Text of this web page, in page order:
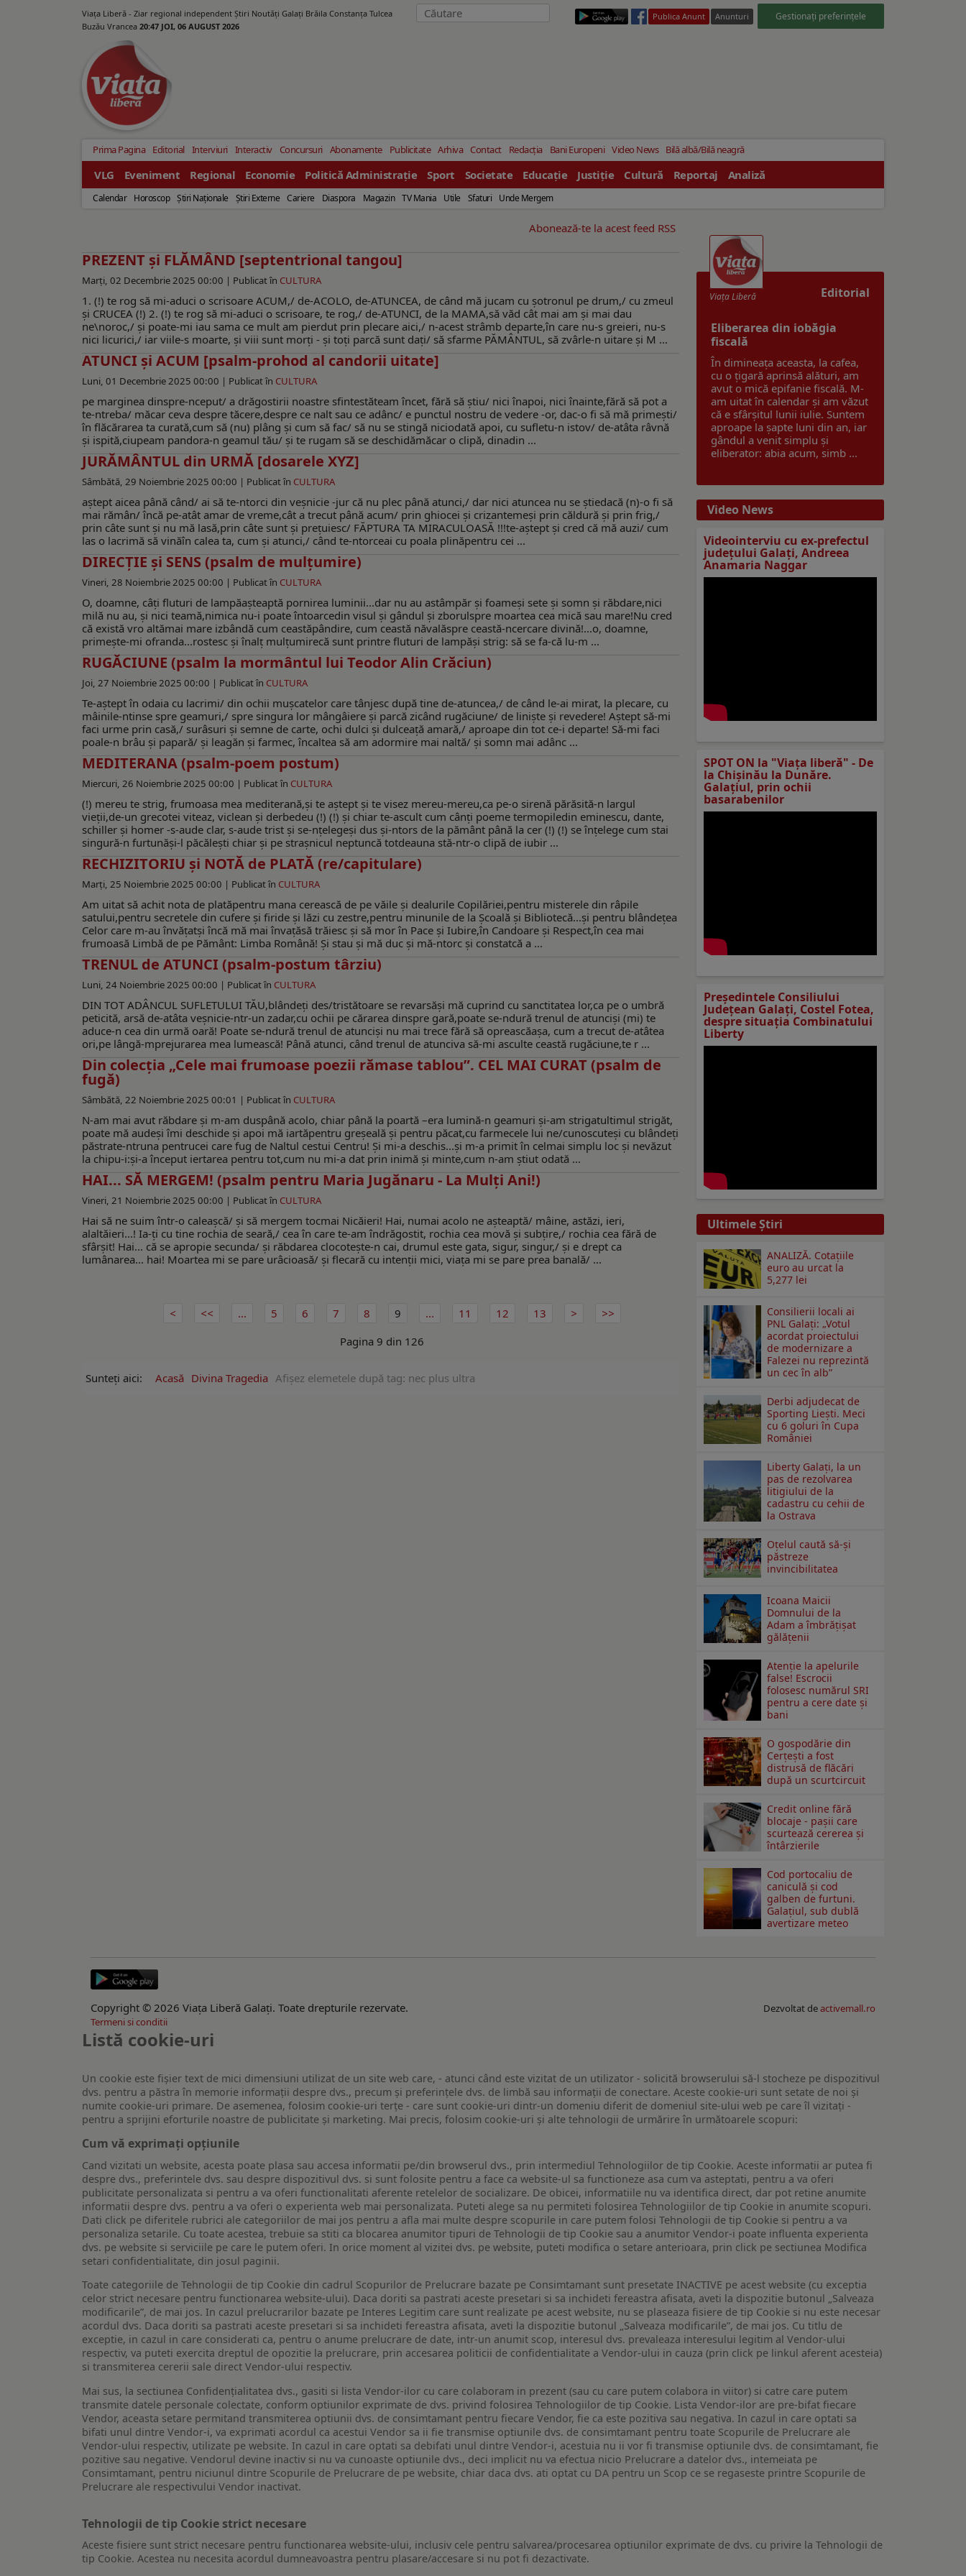
Viața Liberă - Ziar regional independent Știri Noutăți Galaţi Brăila Constanţa Tulcea
Buzău Vrancea 20:47 JOI, 06 AUGUST 2026
Publica Anunt Anunturi Gestionați preferințele
Prima Pagina Editorial Interviuri Interactiv Concursuri Abonamente Publicitate Arhiva Contact Redacția Bani Europeni Video News Bilă albă/Bilă neagră
VLG Eveniment Regional Economie Politică Administrație Sport Societate Educație Justiție Cultură Reportaj Analiză
Calendar Horoscop Ştiri Naţionale Ştiri Externe Cariere Diaspora Magazin TV Mania Utile Sfaturi Unde Mergem
Abonează-te la acest feed RSS
PREZENT şi FLĂMÂND [septentrional tangou]
Marți, 02 Decembrie 2025 00:00 | Publicat în CULTURA
1. (!) te rog să mi-aduci o scrisoare ACUM,/ de-ACOLO, de-ATUNCEA, de când mă jucam cu șotronul pe drum,/ cu zmeul
şi CRUCEA (!) 2. (!) te rog să mi-aduci o scrisoare, te rog,/ de-ATUNCI, de la MAMA,să văd cât mai am şi mai dau
ne\noroc,/ şi poate-mi iau sama ce mult am pierdut prin plecare aici,/ n-acest strâmb departe,în care nu-s greieri, nu-s
nici licurici,/ iar viile-s moarte, și viii sunt morți - şi toți parcă sunt dați/ să sfarme PĂMÂNTUL, să zvârle-n uitare şi M ...
ATUNCI şi ACUM [psalm-prohod al candorii uitate]
Luni, 01 Decembrie 2025 00:00 | Publicat în CULTURA
pe marginea dinspre-nceput/ a drăgostirii noastre sfintestăteam încet, fără să ştiu/ nici înapoi, nici înainte,fără să pot a
te-ntreba/ măcar ceva despre tăcere,despre ce nalt sau ce adânc/ e punctul nostru de vedere -or, dac-o fi să mă primeşti/
în flăcărarea ta curată,cum să (nu) plâng şi cum să fac/ să nu se stingă niciodată apoi, cu sufletu-n istov/ de-atâta râvnă
şi ispită,ciupeam pandora-n geamul tău/ şi te rugam să se deschidămăcar o clipă, dinadin ...
JURĂMÂNTUL din URMĂ [dosarele XYZ]
Sâmbătă, 29 Noiembrie 2025 00:00 | Publicat în CULTURA
aştept aicea până când/ ai să te-ntorci din veşnicie -jur că nu plec până atunci,/ dar nici atuncea nu se ştiedacă (n)-o fi să
mai rămân/ încă pe-atât amar de vreme,cât a trecut până acum/ prin ghiocei şi crizantemeşi prin căldură şi prin frig,/
prin câte sunt şi nu mă lasă,prin câte sunt şi preţuiesc/ FĂPTURA TA MIRACULOASĂ !!!te-aştept şi cred că mă auzi/ cum
las o lacrimă să vinăîn calea ta, cum şi atunci,/ când te-ntorceai cu poala plinăpentru cei ...
DIRECȚIE și SENS (psalm de mulţumire)
Vineri, 28 Noiembrie 2025 00:00 | Publicat în CULTURA
O, doamne, câţi fluturi de lampăaşteaptă pornirea luminii...dar nu au astâmpăr şi foameşi sete şi somn şi răbdare,nici
milă nu au, şi nici teamă,nimica nu-i poate întoarcedin visul şi gândul şi zborulspre moartea cea mică sau mare!Nu cred
că există vro altămai mare izbândă cum ceastăpândire, cum ceastă năvalăspre ceastă-ncercare divină!...o, doamne,
primeşte-mi ofranda...rostesc şi înalţ mulţumirecă sunt printre fluturi de lampăşi strig: să se fa-că lu-m ...
RUGĂCIUNE (psalm la mormântul lui Teodor Alin Crăciun)
Joi, 27 Noiembrie 2025 00:00 | Publicat în CULTURA
Te-aştept în odaia cu lacrimi/ din ochii muşcatelor care tânjesc după tine de-atuncea,/ de când le-ai mirat, la plecare, cu
mâinile-ntinse spre geamuri,/ spre singura lor mângâiere şi parcă zicând rugăciune/ de linişte şi revedere! Aştept să-mi
faci urme prin casă,/ surâsuri şi semne de carte, ochi dulci şi dulceaţă amară,/ aproape din tot ce-i departe! Să-mi faci
poale-n brâu şi papară/ şi leagăn şi farmec, încaltea să am adormire mai naltă/ şi somn mai adânc ...
MEDITERANA (psalm-poem postum)
Miercuri, 26 Noiembrie 2025 00:00 | Publicat în CULTURA
(!) mereu te strig, frumoasa mea mediterană,şi te aştept şi te visez mereu-mereu,ca pe-o sirenă părăsită-n largul
vieţii,de-un grecotei viteaz, viclean şi derbedeu (!) (!) şi chiar te-ascult cum cânţi poeme termopiledin eminescu, dante,
schiller şi homer -s-aude clar, s-aude trist şi se-nţelegeşi dus şi-ntors de la pământ până la cer (!) (!) se înţelege cum stai
singură-n furtunăşi-l păcăleşti chiar şi pe straşnicul neptuncă totdeauna stă-ntr-o clipă de iubir ...
RECHIZITORIU și NOTĂ de PLATĂ (re/capitulare)
Marți, 25 Noiembrie 2025 00:00 | Publicat în CULTURA
Am uitat să achit nota de platăpentru mana cerească de pe văile şi dealurile Copilăriei,pentru misterele din râpile
satului,pentru secretele din cufere şi firide şi lăzi cu zestre,pentru minunile de la Şcoală şi Bibliotecă...şi pentru blândeţea
Celor care m-au învăţatşi încă mă mai învaţăsă trăiesc şi să mor în Pace şi Iubire,în Candoare şi Respect,în cea mai
frumoasă Limbă de pe Pământ: Limba Română! Şi stau şi mă duc şi mă-ntorc şi constatcă a ...
TRENUL de ATUNCI (psalm-postum târziu)
Luni, 24 Noiembrie 2025 00:00 | Publicat în CULTURA
DIN TOT ADÂNCUL SUFLETULUI TĂU,blândeţi des/tristătoare se revarsăşi mă cuprind cu sanctitatea lor,ca pe o umbră
peticită, arsă de-atâta veşnicie-ntr-un zadar,cu ochii pe cărarea dinspre gară,poate se-ndură trenul de atuncişi (mi) te
aduce-n cea din urmă oară! Poate se-ndură trenul de atuncişi nu mai trece fără să opreascăaşa, cum a trecut de-atâtea
ori,pe lângă-mprejurarea mea lumească! Până atunci, când trenul de atunciva să-mi asculte ceastă rugăciune,te r ...
Din colecția „Cele mai frumoase poezii rămase tablou”. CEL MAI CURAT (psalm de
fugă)
Sâmbătă, 22 Noiembrie 2025 00:01 | Publicat în CULTURA
N-am mai avut răbdare şi m-am duspână acolo, chiar până la poartă –era lumină-n geamuri şi-am strigatultimul strigăt,
poate mă audeşi îmi deschide şi apoi mă iartăpentru greşeală şi pentru păcat,cu farmecele lui ne/cunoscuteşi cu blândeţi
păstrate-ntruna pentrucei care fug de Naltul cestui Centru! Şi mi-a deschis...şi m-a primit în celmai simplu loc şi nevăzut
la chipu-i:şi-a început iertarea pentru tot,cum nu mi-a dat prin inimă şi minte,cum n-am ştiut odată ...
HAI... SĂ MERGEM! (psalm pentru Maria Jugănaru - La Mulți Ani!)
Vineri, 21 Noiembrie 2025 00:00 | Publicat în CULTURA
Hai să ne suim într-o caleaşcă/ şi să mergem tocmai Nicăieri! Hai, numai acolo ne aşteaptă/ mâine, astăzi, ieri,
alaltăieri...! Ia-ţi cu tine rochia de seară,/ cea în care te-am îndrăgostit, rochia cea movă şi subţire,/ rochia cea fără de
sfârşit! Hai... că se apropie secunda/ şi răbdarea clocoteşte-n cai, drumul este gata, sigur, singur,/ şi e drept ca
lumânarea... hai! Moartea mi se pare urâcioasă/ şi flecară cu intenţii mici, viaţa mi se pare prea banală/ ...
... 5 6 7 8 9 ... 11 12
13
Pagina 9 din 126
Sunteți aici: Acasă Divina Tragedia Afişez elemetele după tag: nec plus ultra
Editorial
Viaţa Liberă
Eliberarea din iobăgia
fiscală
În dimineața aceasta, la cafea,
cu o țigară aprinsă alături, am
avut o mică epifanie fiscală. M-
am uitat în calendar și am văzut
că e sfârșitul lunii iulie. Suntem
aproape la șapte luni din an, iar
gândul a venit simplu și
eliberator: abia acum, simb ...
Video News
Videointerviu cu ex-prefectul
judeţului Galaţi, Andreea
Anamaria Naggar
SPOT ON la "Viaţa liberă" - De
la Chișinău la Dunăre.
Galațiul, prin ochii
basarabenilor
Preşedintele Consiliului
Judeţean Galaţi, Costel Fotea,
despre situaţia Combinatului
Liberty
Ultimele Ştiri
ANALIZĂ. Cotațiile
euro au urcat la
5,277 lei
Consilierii locali ai
PNL Galaţi: „Votul
acordat proiectului
de modernizare a
Falezei nu reprezintă
un cec în alb”
Derbi adjudecat de
Sporting Liești. Meci
cu 6 goluri în Cupa
României
Liberty Galați, la un
pas de rezolvarea
litigiului de la
cadastru cu cehii de
la Ostrava
Oțelul caută să-și
păstreze
invincibilitatea
Icoana Maicii
Domnului de la
Adam a îmbrățișat
gălățenii
Atenție la apelurile
false! Escrocii
folosesc numărul SRI
pentru a cere date și
bani
O gospodărie din
Cerțești a fost
distrusă de flăcări
după un scurtcircuit
Credit online fără
blocaje - pașii care
scurtează cererea și
întârzierile
Cod portocaliu de
caniculă și cod
galben de furtuni.
Galațiul, sub dublă
avertizare meteo
Copyright © 2026 Viaţa Liberă Galaţi. Toate drepturile rezervate. Dezvoltat deactivemall.ro
Termeni si conditii
Listă cookie-uri
Un cookie este fişier text de mici dimensiuni utilizat de un site web care, - atunci când este vizitat de un utilizator - solicită browserului să-l stocheze pe dispozitivul
dvs. pentru a păstra în memorie informații despre dvs., precum și preferințele dvs. de limbă sau informații de conectare. Aceste cookie-uri sunt setate de noi și
numite cookie-uri primare. De asemenea, folosim cookie-uri terțe - care sunt cookie-uri dintr-un domeniu diferit de domeniul site-ului web pe care îl vizitați -
pentru a sprijini eforturile noastre de publicitate și marketing. Mai precis, folosim cookie-uri și alte tehnologii de urmărire în următoarele scopuri:
Cum vă exprimați opțiunile
Cand vizitati un website, acesta poate plasa sau accesa informatii pe/din browserul dvs., prin intermediul Tehnologiilor de tip Cookie. Aceste informatii ar putea fi
despre dvs., preferintele dvs. sau despre dispozitivul dvs. si sunt folosite pentru a face ca website-ul sa functioneze asa cum va asteptati, pentru a va oferi
publicitate personalizata si pentru a va oferi functionalitati aferente retelelor de socializare. De obicei, informatiile nu va identifica direct, dar pot retine anumite
informatii despre dvs. pentru a va oferi o experienta web mai personalizata. Puteti alege sa nu permiteti folosirea Tehnologiilor de tip Cookie in anumite scopuri.
Dati click pe diferitele rubrici ale categoriilor de mai jos pentru a afla mai multe despre scopurile in care putem folosi Tehnologii de tip Cookie si pentru a va
personaliza setarile. Cu toate acestea, trebuie sa stiti ca blocarea anumitor tipuri de Tehnologii de tip Cookie sau a anumitor Vendor-i poate influenta experienta
dvs. pe website si serviciile pe care le putem oferi. In orice moment al vizitei dvs. pe website, puteti modifica o setare anterioara, prin click pe sectiunea Modifica
setari confidentialitate, din josul paginii.
Toate categoriile de Tehnologii de tip Cookie din cadrul Scopurilor de Prelucrare bazate pe Consimtamant sunt presetate INACTIVE pe acest website (cu exceptia
celor strict necesare pentru functionarea website-ului). Daca doriti sa pastrati aceste presetari si sa inchideti fereastra afisata, aveti la dispozitie butonul „Salveaza
modificarile”, de mai jos. In cazul prelucrarilor bazate pe Interes Legitim care sunt realizate pe acest website, nu se plaseaza fisiere de tip Cookie si nu este necesar
acordul dvs. Daca doriti sa pastrati aceste presetari si sa inchideti fereastra afisata, aveti la dispozitie butonul „Salveaza modificarile”, de mai jos. Cu titlu de
exceptie, in cazul in care considerati ca, pentru o anume prelucrare de date, intr-un anumit scop, interesul dvs. prevaleaza interesului legitim al Vendor-ului
respectiv, va puteti exercita dreptul de opozitie la prelucrare, prin accesarea politicii de confidentialitate a Vendor-ului in cauza (prin click pe linkul aferent acesteia)
si transmiterea cererii sale direct Vendor-ului respectiv.
Mai sus, la sectiunea Confidențialitatea dvs., gasiti si lista Vendor-ilor cu care colaboram in prezent (sau cu care putem colabora in viitor) si catre care putem
transmite datele personale colectate, conform optiunilor exprimate de dvs. privind folosirea Tehnologiilor de tip Cookie. Lista Vendor-ilor are pre-bifat fiecare
Vendor, aceasta setare permitand transmiterea optiunii dvs. de consimtamant pentru fiecare Vendor, fie ca este pozitiva sau negativa. In cazul in care optati sa
bifati unul dintre Vendor-i, va exprimati acordul ca acestui Vendor sa ii fie transmise optiunile dvs. de consimtamant pentru toate Scopurile de Prelucrare ale
Vendor-ului respectiv, utilizate pe website. In cazul in care optati sa debifati unul dintre Vendor-i, acestuia nu ii vor fi transmise optiunile dvs. de consimtamant, fie
pozitive sau negative. Vendorul devine inactiv si nu va cunoaste optiunile dvs., deci implicit nu va efectua nicio Prelucrare a datelor dvs., intemeiata pe
Consimtamant, pentru niciunul dintre Scopurile de Prelucrare de pe website, chiar daca dvs. ati optat cu DA pentru un Scop ce se regaseste printre Scopurile de
Prelucrare ale respectivului Vendor inactivat.
Tehnologii de tip Cookie strict necesare
Aceste fisiere sunt strict necesare pentru functionarea website-ului, inclusiv cele pentru salvarea/procesarea optiunilor exprimate de dvs. cu privire la Tehnologii de
tip Cookie. Acestea nu necesita acordul dumneavoastra pentru plasare/accesare si nu pot fi dezactivate.